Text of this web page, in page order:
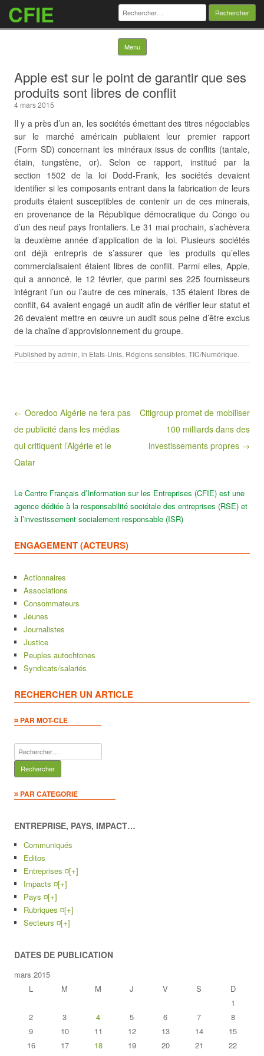
CFIE Rechercher :
Menu Skip to content
Apple est sur le point de garantir que ses
produits sont libres de conflit
4 mars 2015
Il y a près d’un an, les sociétés émettant des titres négociables
sur le marché américain publiaient leur premier rapport
(Form SD) concernant les minéraux issus de conflits (tantale,
étain, tungstène, or). Selon ce rapport, institué par la
section 1502 de la loi Dodd-Frank, les sociétés devaient
identifier si les composants entrant dans la fabrication de leurs
produits étaient susceptibles de contenir un de ces minerais,
en provenance de la République démocratique du Congo ou
d’un des neuf pays frontaliers. Le 31 mai prochain, s’achèvera
la deuxième année d’application de la loi. Plusieurs sociétés
ont déjà entrepris de s’assurer que les produits qu’elles
commercialisaient étaient libres de conflit. Parmi elles, Apple,
qui a annoncé, le 12 février, que parmi ses 225 fournisseurs
intégrant l’un ou l’autre de ces minerais, 135 étaient libres de
conflit, 64 avaient engagé un audit afin de vérifier leur statut et
26 devaient mettre en œuvre un audit sous peine d’être exclus
de la chaîne d’approvisionnement du groupe.
Published byadmin, in Etats-Unis, Régions sensibles, TIC/Numérique.
Post navigation
← Ooredoo Algérie ne fera pas
de publicité dans les médias
qui critiquent l’Algérie et le
Qatar
Citigroup promet de mobiliser
100 milliards dans des
investissements propres →
Le Centre Français d’Information sur les Entreprises (CFIE) est une
agence dédiée à la responsabilité sociétale des entreprises (RSE) et
à l’investissement socialement responsable (ISR)
ENGAGEMENT (ACTEURS)
Actionnaires
Associations
Consommateurs
Jeunes
Journalistes
Justice
Peuples autochtones
Syndicats/salariés
RECHERCHER UN ARTICLE
¤ PAR MOT-CLE
Rechercher :
¤ PAR CATEGORIE
ENTREPRISE, PAYS, IMPACT…
Communiqués
Editos
Entreprises ¤[+]
Impacts ¤[+]
Pays ¤[+]
Rubriques ¤[+]
Secteurs ¤[+]
DATES DE PUBLICATION
mars 2015
L
M M J V S
D
1
2
3 4 5 6 7
8
9
10 11 12 13 14
15
16
17 18 19 20 21
22